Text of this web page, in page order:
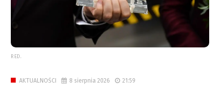
RED.
AKTUALNOŚCI 8 sierpnia 2026 21:59